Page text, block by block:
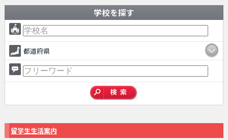
学校を探す
都道府県
留学生生活案内